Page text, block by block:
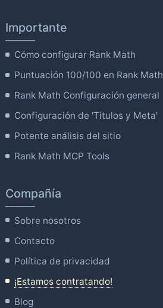
Importante
Cómo configurar Rank Math
Puntuación 100/100 en Rank Math
Rank Math Configuración general
Configuración de 'Títulos y Meta'
Potente análisis del sitio
Rank Math MCP Tools
Compañía
Sobre nosotros
Contacto
Política de privacidad
¡Estamos contratando!
Blog